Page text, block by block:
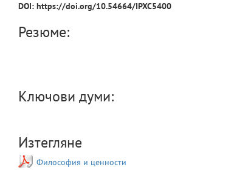
DOI: https://doi.org/10.54664/IPXC5400
Резюме:
Ключови думи:
Изтегляне
Философия и ценности